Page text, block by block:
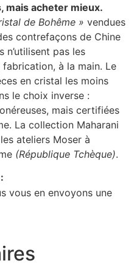
mais acheter mieux.
de Bohême » vendues
contrefaçons de Chine
n’utilisent pas les
à la main. Le
en cristal les moins
le choix inverse :
mais certifiées
La collection Maharani
ateliers Moser à
(République Tchèque).
vous en envoyons une